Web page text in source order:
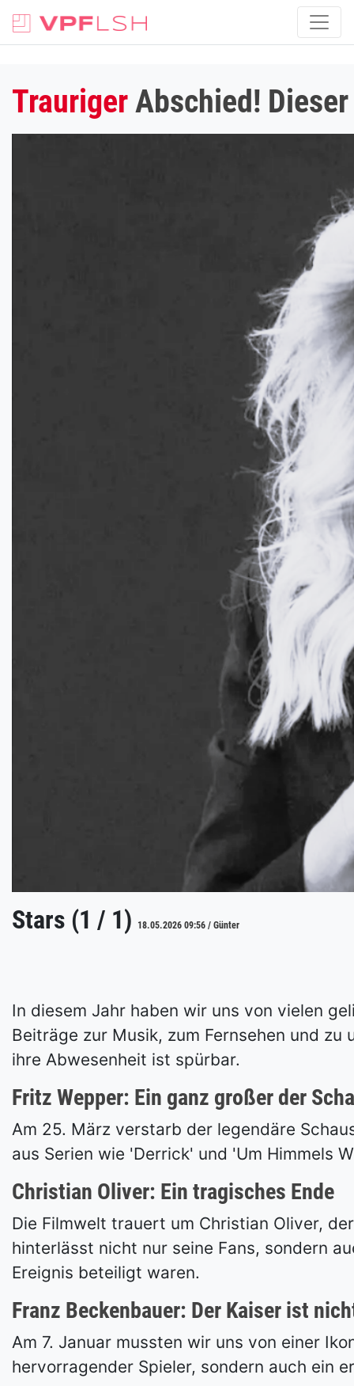
TraurigerAbschied!
Stars (1 / 1) 18.05.2026 09:56 / Günter
In diesem Jahr haben wir uns von vielen
Beiträge zur Musik, zum Fernsehen und
ihre Abwesenheit ist spürbar.
Fritz Wepper: Ein ganz großer der
Am 25. März verstarb der legendäre
aus Serien wie 'Derrick' und 'Um Himmels
Christian Oliver: Ein tragisches Ende
Die Filmwelt trauert um Christian Oliver,
hinterlässt nicht nur seine Fans, sondern
Ereignis beteiligt waren.
Franz Beckenbauer: Der Kaiser ist
Am 7. Januar mussten wir uns von einer
hervorragender Spieler, sondern auch ein